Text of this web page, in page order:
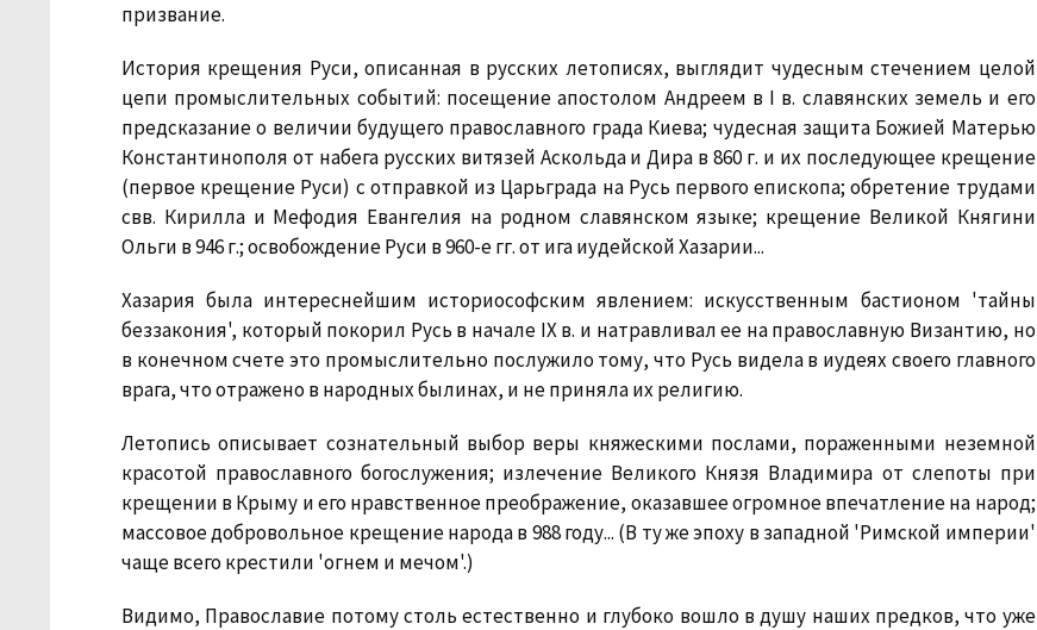
призвание.
История крещения Руси, описанная в русских летописях, выглядит чудесным стечением целой
цепи промыслительных событий: посещение апостолом Андреем в I в. славянских земель и его
предсказание о величии будущего православного града Киева; чудесная защита Божией Матерью
Константинополя от набега русских витязей Аскольда и Дира в 860 г. и их последующее крещение
(первое крещение Руси) с отправкой из Царьграда на Русь первого епископа; обретение трудами
свв. Кирилла и Мефодия Евангелия на родном славянском языке; крещение Великой Княгини
Ольги в 946 г.; освобождение Руси в 960-е гг. от ига иудейской Хазарии...
Хазария была интереснейшим историософским явлением: искусственным бастионом 'тайны
беззакония', который покорил Русь в начале IX в. и натравливал ее на православную Византию, но
в конечном счете это промыслительно послужило тому, что Русь видела в иудеях своего главного
врага, что отражено в народных былинах, и не приняла их религию.
Летопись описывает сознательный выбор веры княжескими послами, пораженными неземной
красотой православного богослужения; излечение Великого Князя Владимира от слепоты при
крещении в Крыму и его нравственное преображение, оказавшее огромное впечатление на народ;
массовое добровольное крещение народа в 988 году... (В ту же эпоху в западной 'Римской империи'
чаще всего крестили 'огнем и мечом'.)
Видимо, Православие потому столь естественно и глубоко вошло в душу наших предков, что уже